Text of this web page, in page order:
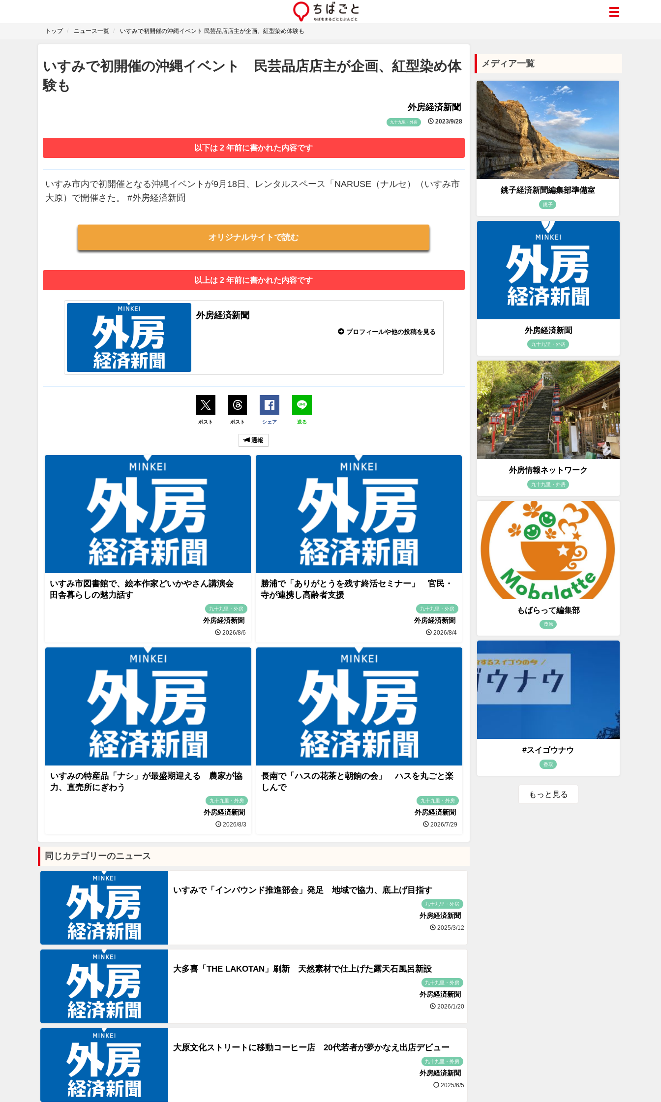
トップ ニュース一覧 いすみで初開催の沖縄イベント 民芸品店店主が企画、紅型染め体験も
いすみで初開催の沖縄イベント 民芸品店店主が企画、紅型染め体
験も
外房経済新聞
九十九里・外房 2023/9/28
以下は 2 年前に書かれた内容です
いすみ市内で初開催となる沖縄イベントが9月18日、レンタルスペース「NARUSE（ナルセ）（いすみ市
大原）で開催さた。 #外房経済新聞
オリジナルサイトで読む
以上は 2 年前に書かれた内容です
外房経済新聞
プロフィールや他の投稿を見る
ポスト ポスト シェア 送る
通報
いすみ市図書館で、絵本作家どいかやさん講演会
田舎暮らしの魅力話す
九十九里・外房
外房経済新聞
2026/8/6
勝浦で「ありがとうを残す終活セミナー」 官民・
寺が連携し高齢者支援
九十九里・外房
外房経済新聞
2026/8/4
いすみの特産品「ナシ」が最盛期迎える 農家が協
力、直売所にぎわう
九十九里・外房
外房経済新聞
2026/8/3
長南で「ハスの花茶と朝餉の会」 ハスを丸ごと楽
しんで
九十九里・外房
外房経済新聞
2026/7/29
同じカテゴリーのニュース
いすみで「インバウンド推進部会」発足 地域で協力、底上げ目指す
九十九里・外房
外房経済新聞
2025/3/12
大多喜「THE LAKOTAN」刷新 天然素材で仕上げた露天石風呂新設
九十九里・外房
外房経済新聞
2026/1/20
大原文化ストリートに移動コーヒー店 20代若者が夢かなえ出店デビュー
九十九里・外房
外房経済新聞
2025/6/5
メディア一覧
銚子経済新聞編集部準備室
銚子
外房経済新聞
九十九里・外房
外房情報ネットワーク
九十九里・外房
もばらって編集部
茂原
#スイゴウナウ
香取
もっと見る